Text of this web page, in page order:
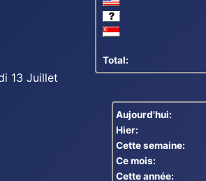
13 Juillet
Total:
Aujourd'hui:
Hier:
Cette semaine:
Ce mois:
Cette année: